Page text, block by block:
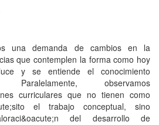
una demanda de cambios en la
que contemplen la forma como hoy
y se entiende el conocimiento
Paralelamente, observamos
curriculares que no tienen como
el trabajo conceptual, sino
del desarrollo de